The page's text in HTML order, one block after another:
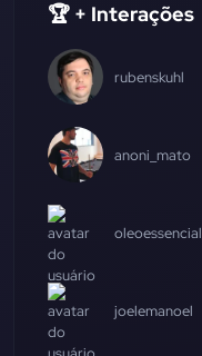
🏆 + Interações
rubenskuhl
anoni_mato
oleoessencial
joelemanoel